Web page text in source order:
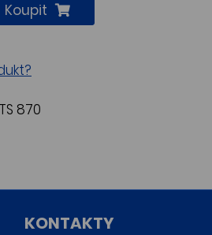
Koupit
870
KONTAKTY